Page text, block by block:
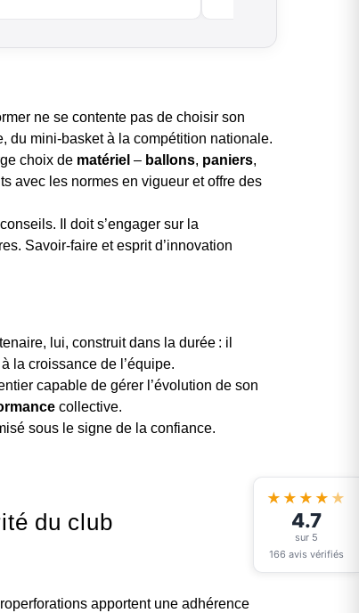
ne se contente pas de choisir son
du mini-basket à la compétition nationale.
choix de matériel – ballons, paniers,
avec les normes en vigueur et offre des
Il doit s’engager sur la
Savoir-faire et esprit d’innovation
lui, construit dans la durée : il
la croissance de l’équipe.
capable de gérer l’évolution de son
collective.
sous le signe de la confiance.
du club
apportent une adhérence
★★★★ ★
4.7
sur 5
166 avis vérifiés